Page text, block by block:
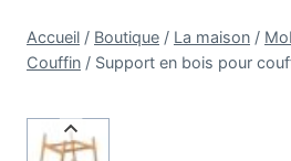
Accueil / Boutique / La maison /
Couffin / Support en bois pour